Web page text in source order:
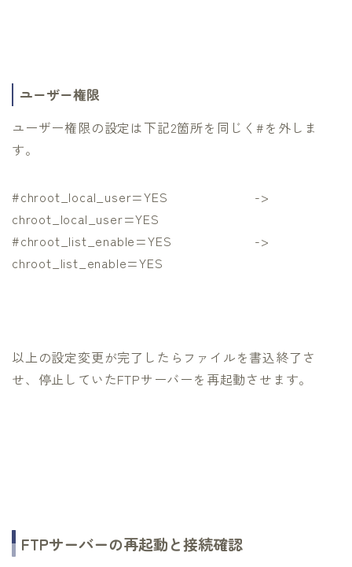
ユーザー権限
ユーザー権限の設定は下記2箇所を同じく#を外しま
す。
#chroot_local_user=YES ->
chroot_local_user=YES
#chroot_list_enable=YES ->
chroot_list_enable=YES
以上の設定変更が完了したらファイルを書込終了さ
せ、停止していたFTPサーバーを再起動させます。
FTPサーバーの再起動と接続確認